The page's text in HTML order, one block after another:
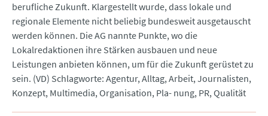
berufliche Zukunft. Klargestellt wurde, dass lokale und
regionale Elemente nicht beliebig bundesweit ausgetauscht
werden können. Die AG nannte Punkte, wo die
Lokalredaktionen ihre Stärken ausbauen und neue
Leistungen anbieten können, um für die Zukunft gerüstet zu
sein. (VD) Schlagworte: Agentur, Alltag, Arbeit, Journalisten,
Konzept, Multimedia, Organisation, Pla- nung, PR, Qualität